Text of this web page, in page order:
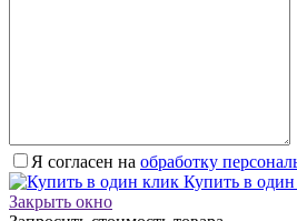
Я согласен на обработку
Купить в
Закрыть окно